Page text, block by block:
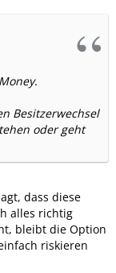
Besitzerwechsel
oder geht
dass diese
alles richtig
bleibt die Option
riskieren